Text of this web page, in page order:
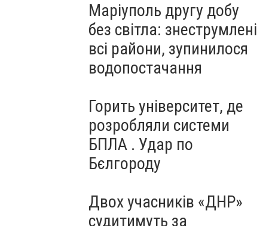
Маріуполь другу добу
без світла: знеструмлені
всі райони, зупинилося
водопостачання
Горить університет, де
розробляли системи
БПЛА . Удар по
Бєлгороду
Двох учасників «ДНР»
судитимуть за